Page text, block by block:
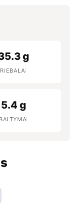
g
RIEBALAI
5.4 g
BALTYMAI